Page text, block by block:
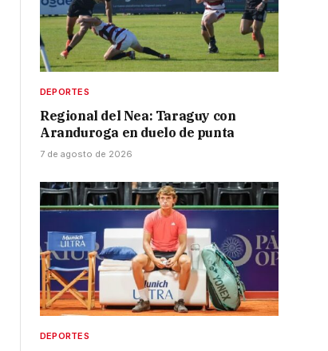
DEPORTES
Regional del Nea: Taraguy con
Aranduroga en duelo de punta
7 de agosto de 2026
DEPORTES